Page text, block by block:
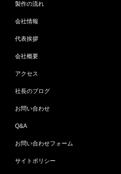
製作の流れ
会社情報
代表挨拶
会社概要
アクセス
社長のブログ
お問い合わせ
Q&A
お問い合わせフォーム
サイトポリシー